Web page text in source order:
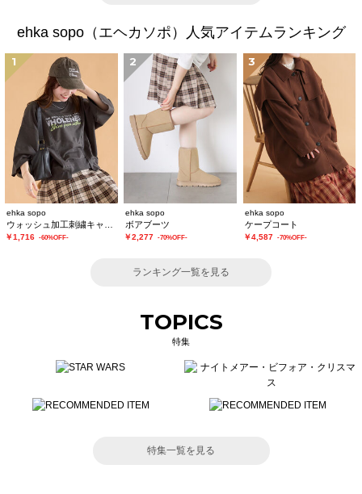
ehka sopo（エヘカソポ）人気アイテムランキング
1
ehka sopo
￥1,716 -60%OFF-
2
ehka sopo
ボアブーツ
￥2,277 -70%OFF-
3
ehka sopo
ケープコート
￥4,587 -70%OFF-
ランキング一覧を見る
TOPICS
特集
特集一覧を見る